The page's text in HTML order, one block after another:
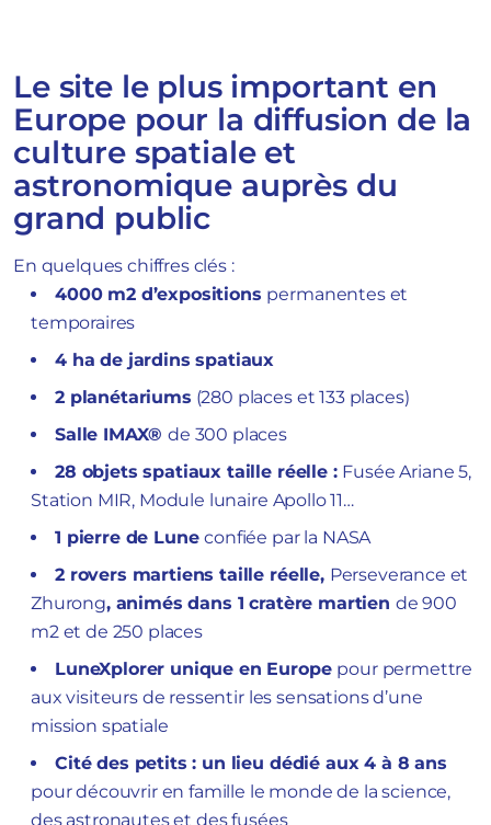
Le site le plus important en
Europe pour la diffusion de la
culture spatiale et
astronomique auprès du
grand public
En quelques chiffres clés :
4000 m2 d’expositions permanentes et
temporaires
4 ha de jardins spatiaux
2 planétariums (280 places et 133 places)
Salle IMAX®de 300 places
28 objets spatiaux taille réelle : Fusée Ariane 5,
Station MIR, Module lunaire Apollo 11…
1 pierre de Luneconfiée par la NASA
2 rovers martiens taille réelle, Perseverance et
Zhurong, animés dans 1 cratère martien de 900
m2 et de 250 places
LuneXplorer unique en Europe pour permettre
aux visiteurs de ressentir les sensations d’une
mission spatiale
Cité des petits : un lieu dédié aux 4 à 8 ans
pour découvrir en famille le monde de la science,
des astronautes et des fusées